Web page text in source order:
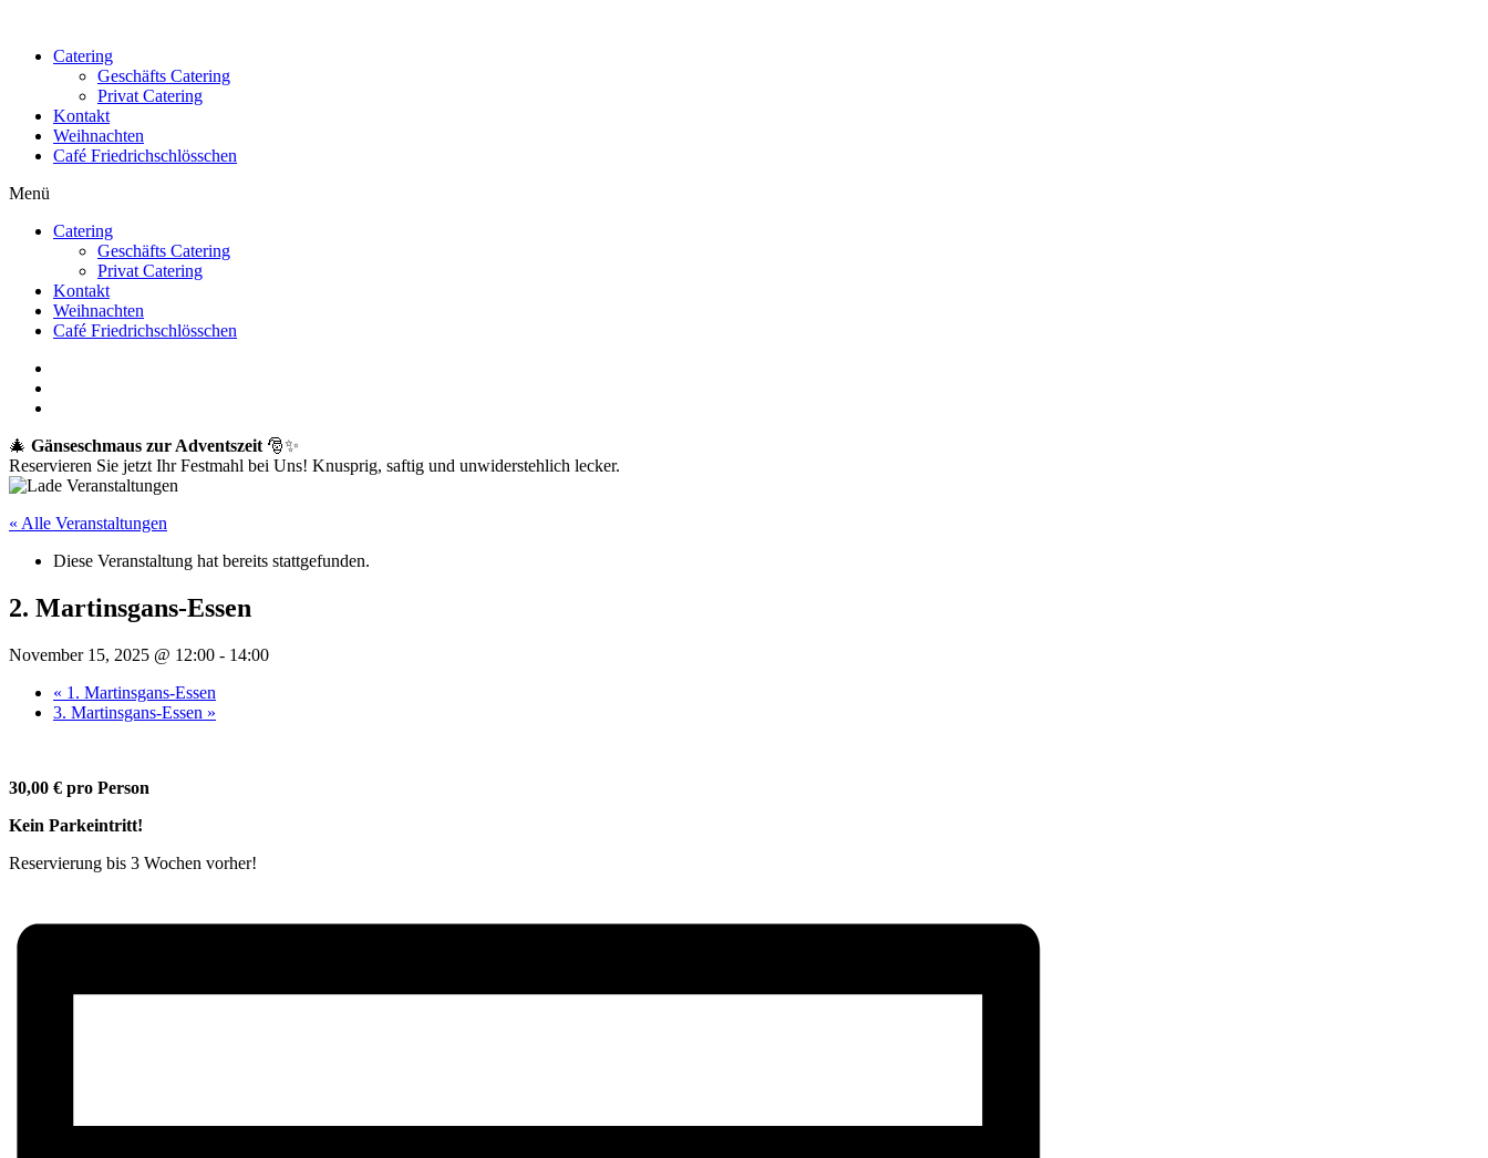
Catering
Geschäfts Catering
Privat Catering
Kontakt
Weihnachten
Café Friedrichschlösschen
Menü
Catering
Geschäfts Catering
Privat Catering
Kontakt
Weihnachten
Café Friedrichschlösschen
🎄 Gänseschmaus zur Adventszeit 🎅✨
Reservieren Sie jetzt Ihr Festmahl bei Uns! Knusprig, saftig und unwiderstehlich lecker.
« Alle Veranstaltungen
Diese Veranstaltung hat bereits stattgefunden.
2. Martinsgans-Essen
November 15, 2025 @ 12:00 - 14:00
« 1. Martinsgans-Essen
3. Martinsgans-Essen »
30,00 € pro Person
Kein Parkeintritt!
Reservierung bis 3 Wochen vorher!